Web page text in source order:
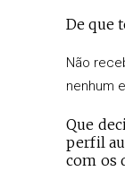
De que
Não
nenhum
Que
perfil
com os